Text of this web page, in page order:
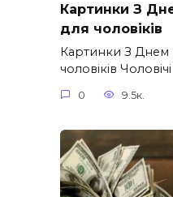
Картинки З
для чоловіків​
Картинки З
чоловіків​ Чоловічі
0 9.5к.